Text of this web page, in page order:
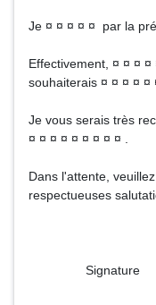
Je ¤ ¤ ¤ ¤ ¤ par la
Effectivement, ¤ ¤ ¤
souhaiterais ¤ ¤ ¤ ¤ ¤
Je vous serais très
¤ ¤ ¤ ¤ ¤ ¤ ¤ ¤ ¤ .
Dans l'attente,
respectueuses
Signature